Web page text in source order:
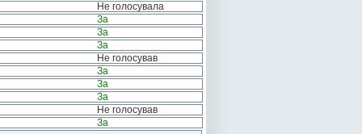
Не голосувала
За
За
За
Не голосував
За
За
За
Не голосував
За